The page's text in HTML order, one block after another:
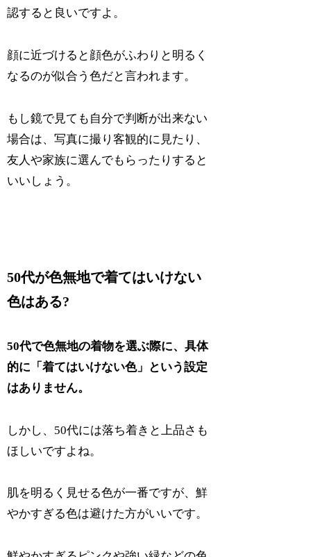
認すると良いですよ。
顔に近づけると顔色がふわりと明るく
なるのが似合う色だと言われます。
もし鏡で見ても自分で判断が出来ない
場合は、写真に撮り客観的に見たり、
友人や家族に選んでもらったりすると
いいしょう。
50代が色無地で着てはいけない
色はある?
50代で色無地の着物を選ぶ際に、具体
的に「着てはいけない色」という設定
はありません。
しかし、50代には落ち着きと上品さも
ほしいですよね。
肌を明るく見せる色が一番ですが、鮮
やかすぎる色は避けた方がいいです。